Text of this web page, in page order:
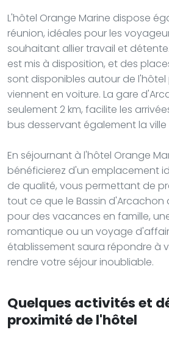
L'hôtel Orange Marine dispose
réunion, idéales pour les
souhaitant allier travail et
est mis à disposition, et des
sont disponibles autour de l'hôtel
viennent en voiture. La gare
seulement 2 km, facilite les
bus desservant également la
En séjournant à l'hôtel Orange
bénéficierez d'un emplacement
de qualité, vous permettant de
tout ce que le Bassin d'Arcachon
pour des vacances en famille,
romantique ou un voyage
établissement saura répondre à
rendre votre séjour inoubliable.
Quelques activités et
proximité de l'hôtel